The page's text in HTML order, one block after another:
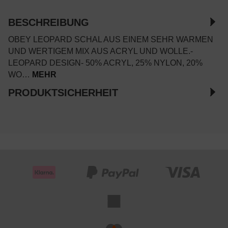
BESCHREIBUNG
OBEY LEOPARD SCHAL AUS EINEM SEHR WARMEN
UND WERTIGEM MIX AUS ACRYL UND WOLLE.-
LEOPARD DESIGN- 50% ACRYL, 25% NYLON, 20%
WO… MEHR
PRODUKTSICHERHEIT